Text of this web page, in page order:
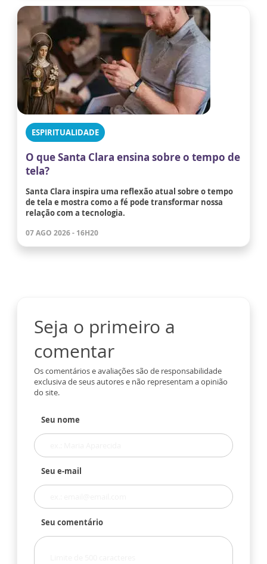
ESPIRITUALIDADE
O que Santa Clara ensina sobre o tempo de
tela?
Santa Clara inspira uma reflexão atual sobre o tempo
de tela e mostra como a fé pode transformar nossa
relação com a tecnologia.
07 AGO 2026 - 16H20
Seja o primeiro a
comentar
Os comentários e avaliações são de responsabilidade
exclusiva de seus autores e não representam a opinião
do site.
Seu nome
Seu e-mail
Seu comentário